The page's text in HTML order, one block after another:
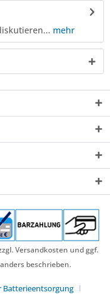
mehr
Versandkosten und ggf.
beschrieben.
Batterieentsorgung